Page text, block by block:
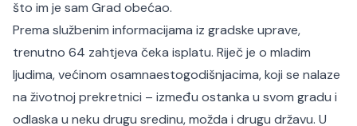
što im je sam Grad obećao.
Prema službenim informacijama iz gradske uprave,
trenutno 64 zahtjeva čeka isplatu. Riječ je o mladim
ljudima, većinom osamnaestogodišnjacima, koji se nalaze
na životnoj prekretnici – između ostanka u svom gradu i
odlaska u neku drugu sredinu, možda i drugu državu. U